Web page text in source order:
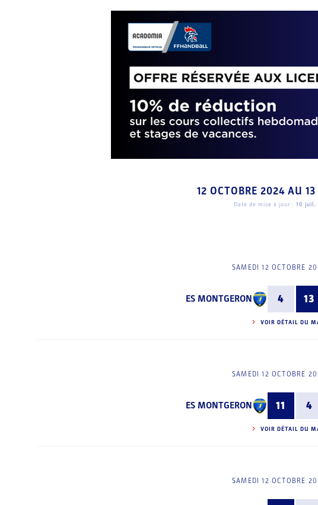
12 OCTOBRE 2024AU
Date de mise à jour : 10 juil.
SAMEDI 12 OCTOBRE
ES MONTGERON 4 13
VOIR DÉTAIL DU
SAMEDI 12 OCTOBRE
ES MONTGERON 11 4
VOIR DÉTAIL DU
SAMEDI 12 OCTOBRE